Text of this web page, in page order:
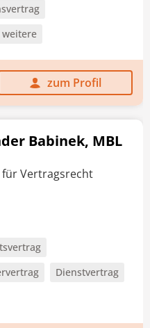
weitere
zum Profil
Babinek, MBL
für Vertragsrecht
Dienstvertrag